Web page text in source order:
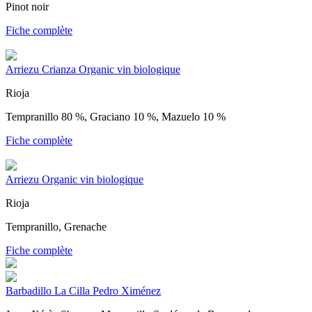
Pinot noir
Fiche complète
Arriezu Crianza Organic vin biologique
Rioja
Tempranillo 80 %, Graciano 10 %, Mazuelo 10 %
Fiche complète
Arriezu Organic vin biologique
Rioja
Tempranillo, Grenache
Fiche complète
Barbadillo La Cilla Pedro Ximénez